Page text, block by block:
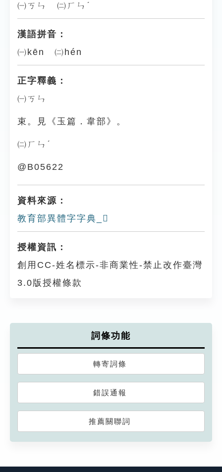
㈠ㄎㄣ ㈡ㄏㄣˊ
漢語拼音：
㈠kēn ㈡hén
正字釋義：
㈠ㄎㄣ
束。見《玉篇．韋部》。
㈡ㄏㄣˊ
@B05622
資料來源：
教育部異體字字典_𩎤
授權資訊：
創用CC-姓名標示-非商業性-禁止改作臺灣
3.0版授權條款
詞條功能
轉寄詞條
錯誤通報
推薦關聯詞